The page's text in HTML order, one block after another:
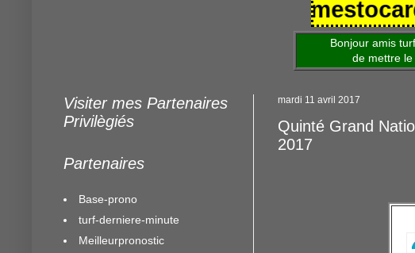
25/10/2021 https://
Bonjour amis
de mettre le site à
mardi 11 avril 2017
Quinté Grand
2017
Visiter mes Partenaires
Privilègiés
Partenaires
Base-prono
turf-derniere-minute
Meilleurpronostic